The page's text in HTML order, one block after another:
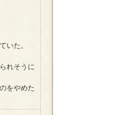
いた。
れそうに
をやめた